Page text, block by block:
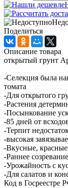
Поделиться
Описание товара
открытый грунт
-Селекция была
томата
-Для открытого
-Растения
-Посынкование
-85 дней от
-Терпит
-высокая
-Вкусные,
-Раннее
-Урожайность с
-Для салатов и
Код в Госреестре